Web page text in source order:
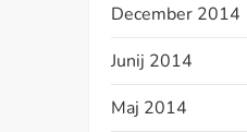
December 2014
Junij 2014
Maj 2014